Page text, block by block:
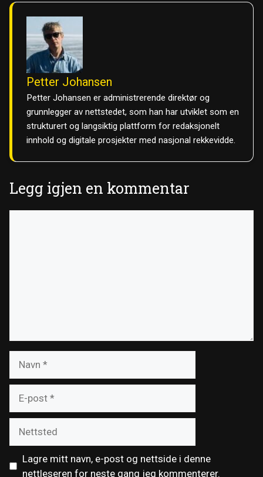
Petter Johansen
Petter Johansen er administrerende direktør og
grunnlegger av nettstedet, som han har utviklet som en
strukturert og langsiktig plattform for redaksjonelt
innhold og digitale prosjekter med nasjonal rekkevidde.
Legg igjen en kommentar
post
Lagre mitt navn, e-post og nettside i denne
nettleseren for neste gang jeg kommenterer.